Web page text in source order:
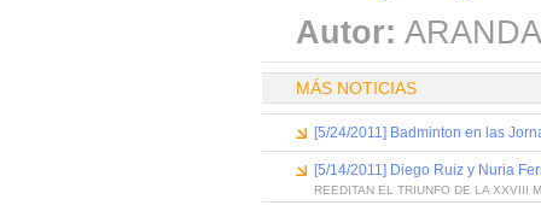
Autor:
MÁS NOTICIAS
[5/24/2011] Badminton en las
[5/14/2011] Diego Ruiz y Nuria
REEDITAN EL TRIUNFO DE LA XXVIII